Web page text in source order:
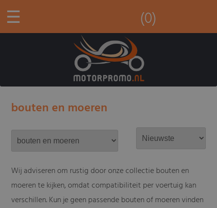
☰ (0)
bouten en moeren
Wij adviseren om rustig door onze collectie bouten en
moeren te kijken, omdat compatibiliteit per voertuig kan
verschillen. Kun je geen passende bouten of moeren vinden